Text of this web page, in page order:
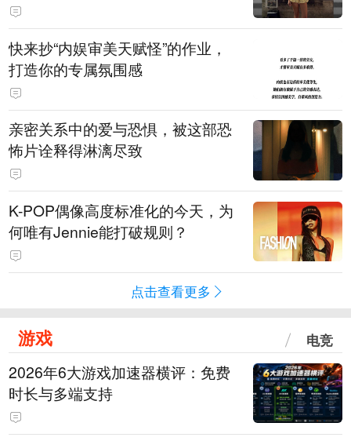
快来抄“内娱审美天赋怪”的作业，
打造你的专属氛围感
亲密关系中的爱与恐惧，被这部恐
怖片诠释得淋漓尽致
K-POP偶像高度标准化的今天，为
何唯有Jennie能打破规则？
点击查看更多
游戏 电竞
2026年6大游戏加速器横评：免费
时长与多端支持